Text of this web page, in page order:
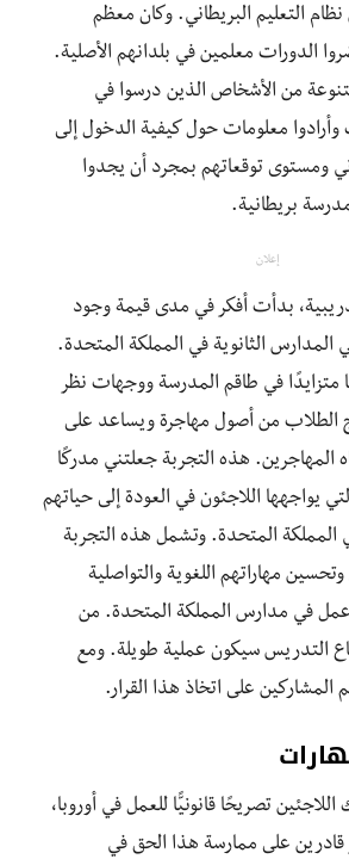
التعليم البريطاني. وكان معظم
الدورات معلمين في بلدانهم الأصلية.
من الأشخاص الذين درسوا في
معلومات حول كيفية الدخول إلى
ومستوى توقعاتهم بمجرد أن يجدوا
بريطانية.
إعلان
بدأت أفكر في مدى قيمة وجود
المدارس الثانوية في المملكة المتحدة.
متزايدًا في طاقم المدرسة ووجهات نظر
من أصول مهاجرة ويساعد على
المهاجرين. هذه التجربة جعلتني مدركًا
يواجهها اللاجئون في العودة إلى حياتهم
المملكة المتحدة. وتشمل هذه التجربة
مهاراتهم اللغوية والتواصلية
في مدارس المملكة المتحدة. من
التدريس سيكون عملية طويلة. ومع
على اتخاذ هذا القرار.
تصريحًا قانونيًّا للعمل في أوروبا،
قادرين على ممارسة هذا الحق في